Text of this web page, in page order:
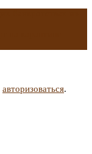
авторизоваться.